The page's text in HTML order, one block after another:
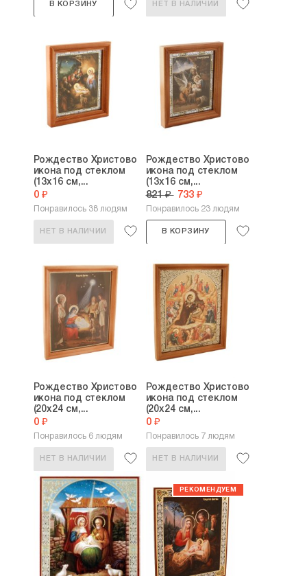
В КОРЗИНУ НЕТ В НАЛИЧИИ
Рождество Христово
икона под стеклом
(13х16 см,...
0 ₽
Понравилось 38 людям
НЕТ В НАЛИЧИИ
Рождество Христово
икона под стеклом
(13х16 см,...
821 ₽ 733 ₽
Понравилось 23 людям
В КОРЗИНУ
Рождество Христово
икона под стеклом
(20х24 см,...
0 ₽
Понравилось 6 людям
НЕТ В НАЛИЧИИ
Рождество Христово
икона под стеклом
(20х24 см,...
0 ₽
Понравилось 7 людям
НЕТ В НАЛИЧИИ